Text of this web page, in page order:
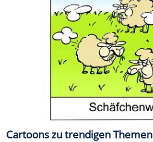
Cartoons zu trendigen Themen